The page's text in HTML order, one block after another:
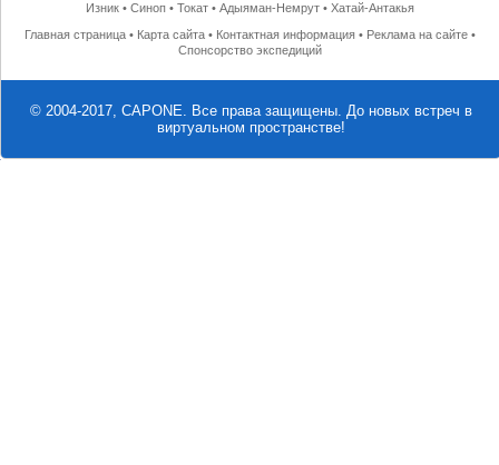
Изник •Синоп •Токат •Адыяман-Немрут •Хатай-Антакья
Главная страница • Карта сайта • Контактная информация • Реклама на сайте •
Спонсорство экспедиций
© 2004-2017, CAPONE. Все права защищены. До новых встреч в
виртуальном пространстве!